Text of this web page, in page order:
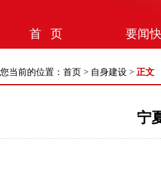
首 页 要闻
您当前的位置： 首页 > 自身建设 > 正文
宁